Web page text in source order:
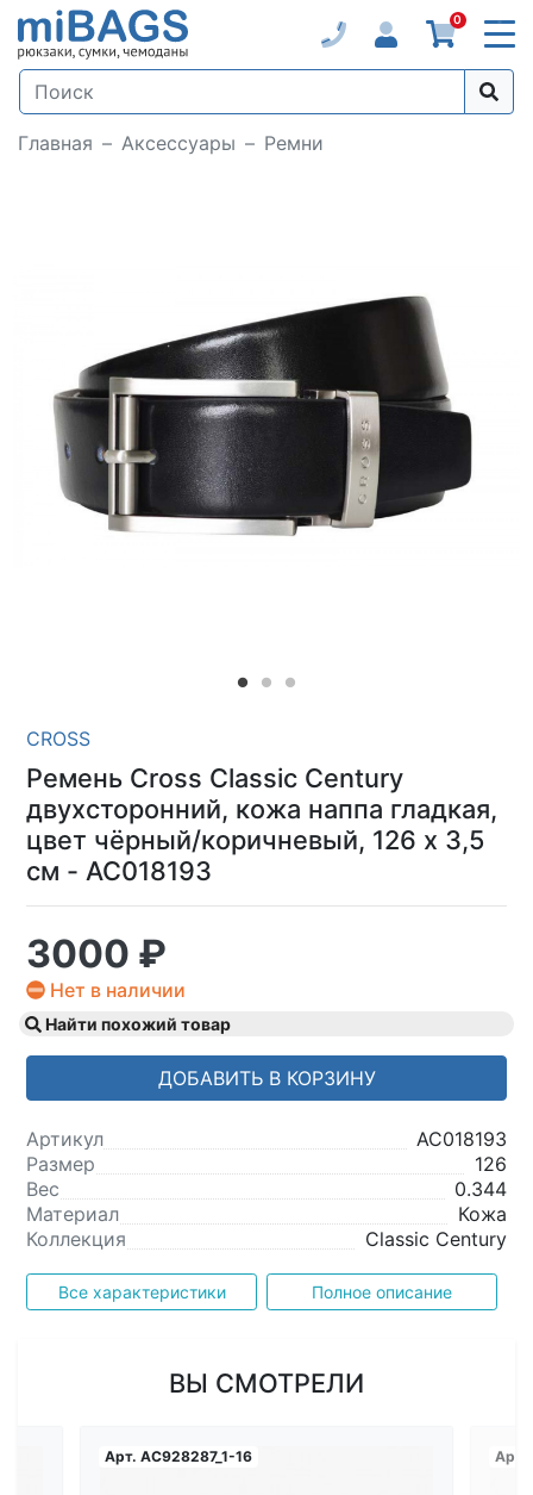
0
Главная Аксессуары Ремни
CROSS
Ремень Cross Classic Century
двухсторонний, кожа наппа гладкая,
цвет чёрный/коричневый, 126 х 3,5
см - AC018193
3000 ₽
Нет в наличии
Найти похожий товар
ДОБАВИТЬ В КОРЗИНУ
Артикул
AC018193
Размер
126
Вес
0.344
Материал
Кожа
Коллекция
Classic Century
Все характеристики Полное описание
ВЫ СМОТРЕЛИ
Арт. AC928287_1-16 Арт.